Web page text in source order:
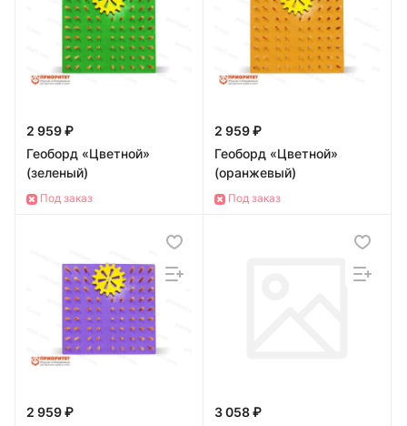
2 959 ₽
Геоборд «Цветной»
(зеленый)
Под заказ
2 959 ₽
Геоборд «Цветной»
(оранжевый)
Под заказ
2 959 ₽
3 058 ₽